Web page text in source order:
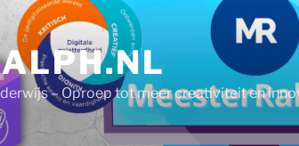
– Oproep tot meer creativiteit en